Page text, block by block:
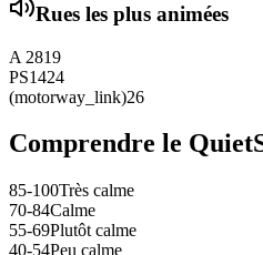
Rues les plus animées
A 2819
PS1424
(motorway_link)26
Comprendre le
85-100Très calme
70-84Calme
55-69Plutôt calme
40-54Peu calme